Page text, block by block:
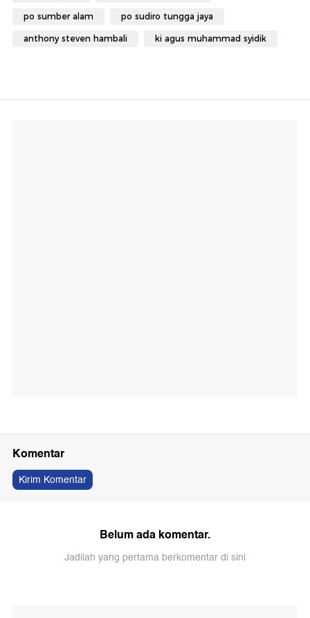
po sumber alam po sudiro tungga jaya
anthony steven hambali ki agus muhammad syidik
Komentar
Kirim Komentar
Belum ada komentar.
Jadilah yang pertama berkomentar di sini